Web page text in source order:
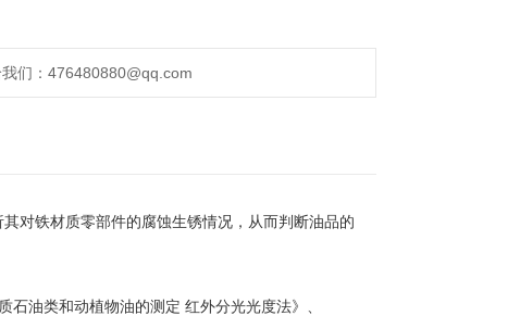
们：476480880@qq.com
对铁材质零部件的腐蚀生锈情况，从而判断油品的
油类和动植物油的测定 红外分光光度法》、